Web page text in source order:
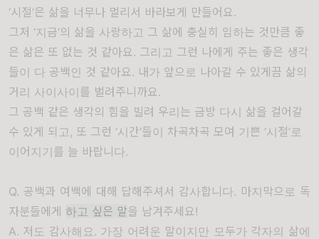
‘시절’은 삶을 너무나 멀리서 바라보게 만들어요.
그저 ‘지금’의 삶을 사랑하고 그 삶에 충실히 임하는 것만큼 좋
은 삶은 또 없는 것 같아요. 그리고 그런 나에게 주는 좋은 생각
들이 다 공백인 것 같아요. 내가 앞으로 나아갈 수 있게끔 삶의
거리 사이사이를 벌려주니까요.
그 공백 같은 생각의 힘을 빌려 우리는 금방 다시 삶을 걸어갈
수 있게 되고, 또 그런 ‘시간’들이 차곡차곡 모여 기쁜 ‘시절’로
이어지기를 늘 바랍니다.
Q. 공백과 여백에 대해 답해주셔서 감사합니다. 마지막으로 독
자분들에게 하고 싶은 말을 남겨주세요!
A. 저도 감사해요. 가장 어려운 말이지만 모두가 각자의 삶에